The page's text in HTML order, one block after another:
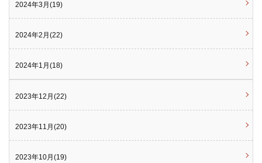
2024年3月(19)
2024年2月(22)
2024年1月(18)
2023年12月(22)
2023年11月(20)
2023年10月(19)